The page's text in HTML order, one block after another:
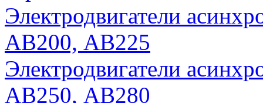
Электродвигатели
АВ200, АВ225
Электродвигатели
АВ250, АВ280